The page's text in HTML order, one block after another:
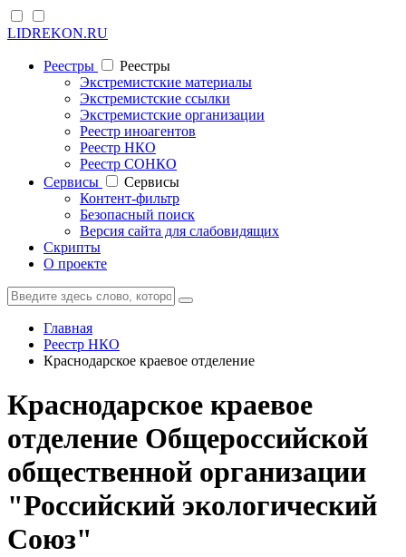
LIDREKON.RU
Реестры
Реестры
Экстремистские материалы
Экстремистские ссылки
Экстремистские организации
Реестр иноагентов
Реестр НКО
Реестр СОНКО
Cервисы
Cервисы
Контент-фильтр
Безопасный поиск
Версия сайта для слабовидящих
Скрипты
О проекте
Главная
Реестр НКО
Краснодарское краевое отделение
Краснодарское краевое
отделение Общероссийской
общественной организации
"Российский экологический
Союз"